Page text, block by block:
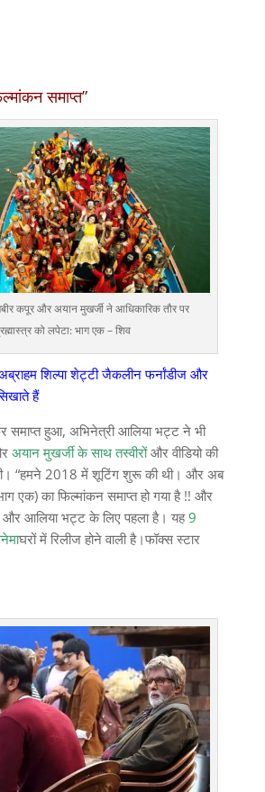
समाप्त”
कपूर और अयान मुखर्जी ने आधिकारिक तौर पर
को लपेटा: भाग एक – शिव
शिल्पा शेट्टी जैकलीन फर्नांडीज और
हैं
समाप्त हुआ, अभिनेत्री आलिया भट्ट ने भी
अयान मुखर्जी के साथ तस्वीरोंऔर वीडियो की
“हमने 2018 में शूटिंग शुरू की थी। और अब
एक) का फिल्मांकन समाप्त हो गया है !! और
और आलिया भट्ट के लिए पहला है। यह9
घरों में रिलीज होने वाली है।फॉक्स स्टार